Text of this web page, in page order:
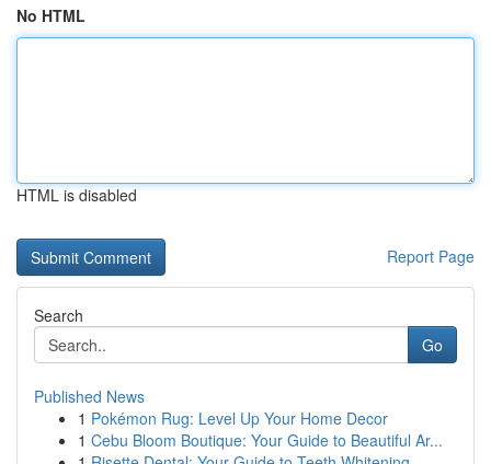
No HTML
HTML is disabled
Report Page
Search
Go
Published News
1 Pokémon Rug: Level Up Your Home Decor
1 Cebu Bloom Boutique: Your Guide to Beautiful Ar...